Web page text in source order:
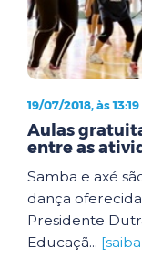
19/07/2018, às 13:19
Aulas
entre as
Samba e axé
dança
Presidente
Educaçã...